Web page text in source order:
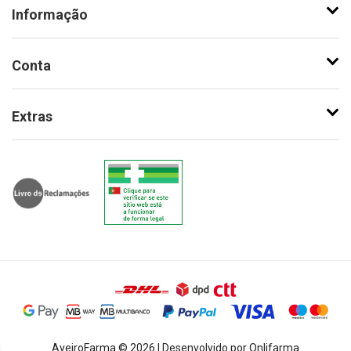
Informação
Conta
Extras
AveiroFarma © 2026 | Desenvolvido por Onlifarma